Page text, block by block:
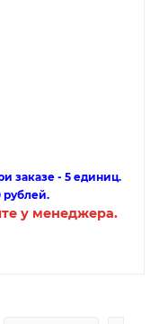
заказе - 5 единиц.
рублей.
у менеджера.